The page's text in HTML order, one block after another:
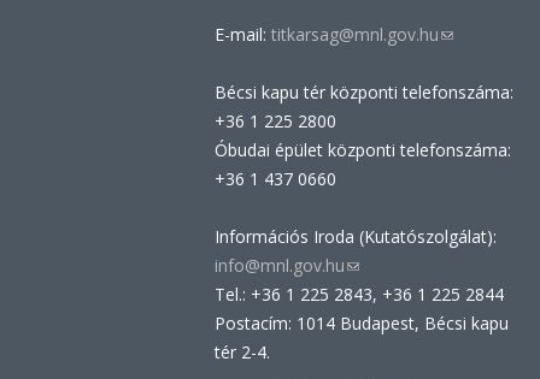
E-mail: titkarsag@mnl.gov.hu(link
e-
Bécsi kapu tér központi telefonszáma:
+36 1 225 2800
Óbudai épület központi telefonszáma:
+36 1 437 0660
Információs Iroda (Kutatószolgálat):
info@mnl.gov.hu(link
sends
e-
Tel.: +36 1 225 2843, +36 1 225 2844
Postacím: 1014 Budapest, Bécsi kapu
tér 2-4.